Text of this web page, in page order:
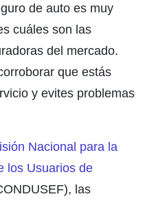
de auto es muy
cuáles son las
del mercado.
que estás
y evites problemas
Nacional para la
los Usuarios de
las